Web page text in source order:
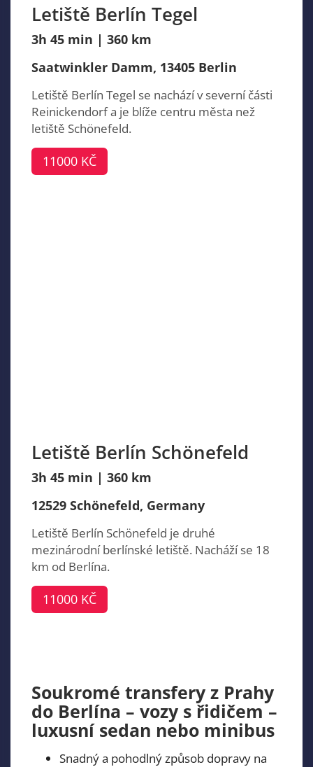
Letiště Berlín Tegel
3h 45 min | 360 km
Saatwinkler Damm, 13405 Berlin
Letiště Berlín Tegel se nachází v severní části
Reinickendorf a je blíže centru města než
letiště Schönefeld.
11000 KČ
Letiště Berlín Schönefeld
3h 45 min | 360 km
12529 Schönefeld, Germany
Letiště Berlín Schönefeld je druhé
mezinárodní berlínské letiště. Nacháží se 18
km od Berlína.
11000 KČ
Soukromé transfery z Prahy
do Berlína – vozy s řidičem –
luxusní sedan nebo minibus
Snadný a pohodlný způsob dopravy na